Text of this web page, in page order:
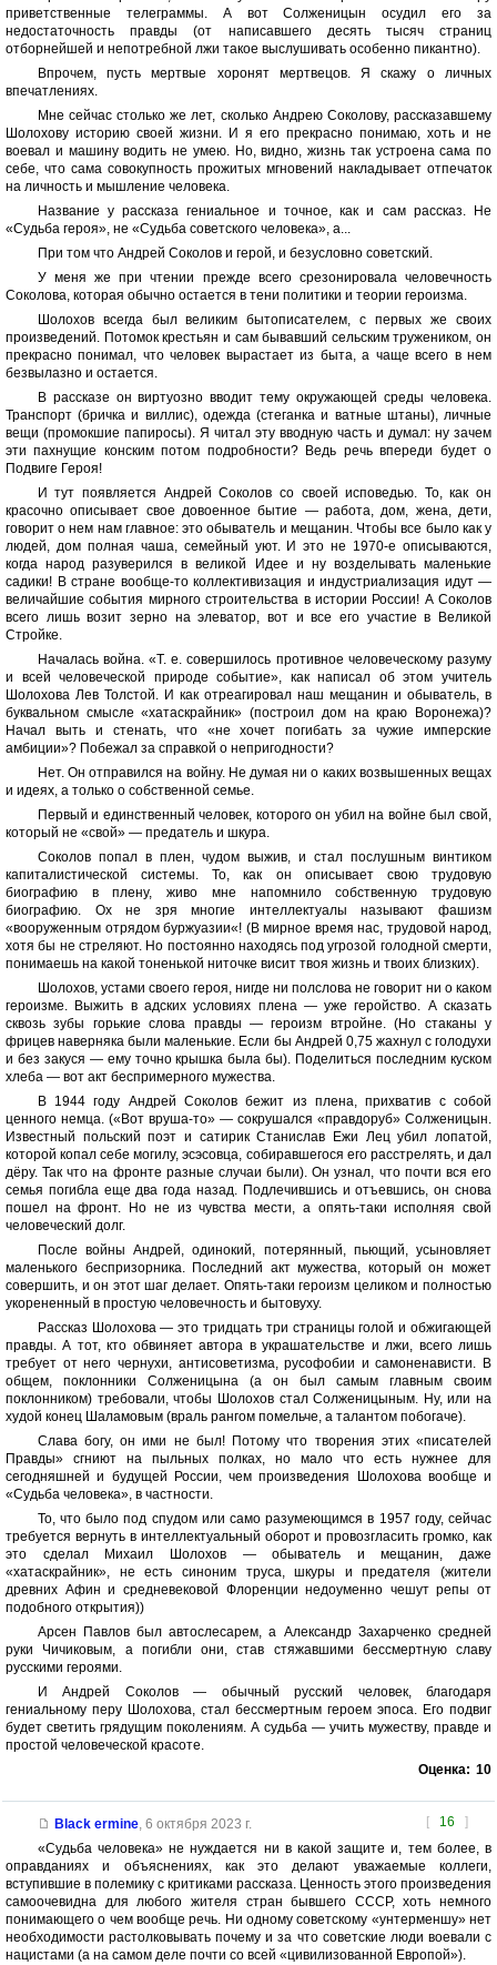
приветственные телеграммы. А вот Солженицын осудил его за
недостаточность правды (от написавшего десять тысяч страниц
отборнейшей и непотребной лжи такое выслушивать особенно пикантно).
Впрочем, пусть мертвые хоронят мертвецов. Я скажу о личных
впечатлениях.
Мне сейчас столько же лет, сколько Андрею Соколову, рассказавшему
Шолохову историю своей жизни. И я его прекрасно понимаю, хоть и не
воевал и машину водить не умею. Но, видно, жизнь так устроена сама по
себе, что сама совокупность прожитых мгновений накладывает отпечаток
на личность и мышление человека.
Название у рассказа гениальное и точное, как и сам рассказ. Не
«Судьба героя», не «Судьба советского человека», а...
При том что Андрей Соколов и герой, и безусловно советский.
У меня же при чтении прежде всего срезонировала человечность
Соколова, которая обычно остается в тени политики и теории героизма.
Шолохов всегда был великим бытописателем, с первых же своих
произведений. Потомок крестьян и сам бывавший сельским тружеником, он
прекрасно понимал, что человек вырастает из быта, а чаще всего в нем
безвылазно и остается.
В рассказе он виртуозно вводит тему окружающей среды человека.
Транспорт (бричка и виллис), одежда (стеганка и ватные штаны), личные
вещи (промокшие папиросы). Я читал эту вводную часть и думал: ну зачем
эти пахнущие конским потом подробности? Ведь речь впереди будет о
Подвиге Героя!
И тут появляется Андрей Соколов со своей исповедью. То, как он
красочно описывает свое довоенное бытие — работа, дом, жена, дети,
говорит о нем нам главное: это обыватель и мещанин. Чтобы все было как у
людей, дом полная чаша, семейный уют. И это не 1970-е описываются,
когда народ разуверился в великой Идее и ну возделывать маленькие
садики! В стране вообще-то коллективизация и индустриализация идут —
величайшие события мирного строительства в истории России! А Соколов
всего лишь возит зерно на элеватор, вот и все его участие в Великой
Стройке.
Началась война. «Т. е. совершилось противное человеческому разуму
и всей человеческой природе событие», как написал об этом учитель
Шолохова Лев Толстой. И как отреагировал наш мещанин и обыватель, в
буквальном смысле «хатаскрайник» (построил дом на краю Воронежа)?
Начал выть и стенать, что «не хочет погибать за чужие имперские
амбиции»? Побежал за справкой о непригодности?
Нет. Он отправился на войну. Не думая ни о каких возвышенных вещах
и идеях, а только о собственной семье.
Первый и единственный человек, которого он убил на войне был свой,
который не «свой» — предатель и шкура.
Соколов попал в плен, чудом выжив, и стал послушным винтиком
капиталистической системы. То, как он описывает свою трудовую
биографию в плену, живо мне напомнило собственную трудовую
биографию. Ох не зря многие интеллектуалы называют фашизм
«вооруженным отрядом буржуазии«! (В мирное время нас, трудовой народ,
хотя бы не стреляют. Но постоянно находясь под угрозой голодной смерти,
понимаешь на какой тоненькой ниточке висит твоя жизнь и твоих близких).
Шолохов, устами своего героя, нигде ни полслова не говорит ни о каком
героизме. Выжить в адских условиях плена — уже геройство. А сказать
сквозь зубы горькие слова правды — героизм втройне. (Но стаканы у
фрицев наверняка были маленькие. Если бы Андрей 0,75 жахнул с голодухи
и без закуся — ему точно крышка была бы). Поделиться последним куском
хлеба — вот акт беспримерного мужества.
В 1944 году Андрей Соколов бежит из плена, прихватив с собой
ценного немца. («Вот вруша-то» — сокрушался «правдоруб» Солженицын.
Известный польский поэт и сатирик Станислав Ежи Лец убил лопатой,
которой копал себе могилу, эсэсовца, собиравшегося его расстрелять, и дал
дёру. Так что на фронте разные случаи были). Он узнал, что почти вся его
семья погибла еще два года назад. Подлечившись и отъевшись, он снова
пошел на фронт. Но не из чувства мести, а опять-таки исполняя свой
человеческий долг.
После войны Андрей, одинокий, потерянный, пьющий, усыновляет
маленького беспризорника. Последний акт мужества, который он может
совершить, и он этот шаг делает. Опять-таки героизм целиком и полностью
укорененный в простую человечность и бытовуху.
Рассказ Шолохова — это тридцать три страницы голой и обжигающей
правды. А тот, кто обвиняет автора в украшательстве и лжи, всего лишь
требует от него чернухи, антисоветизма, русофобии и самоненависти. В
общем, поклонники Солженицына (а он был самым главным своим
поклонником) требовали, чтобы Шолохов стал Солженицыным. Ну, или на
худой конец Шаламовым (враль рангом помельче, а талантом побогаче).
Слава богу, он ими не был! Потому что творения этих «писателей
Правды» сгниют на пыльных полках, но мало что есть нужнее для
сегодняшней и будущей России, чем произведения Шолохова вообще и
«Судьба человека», в частности.
То, что было под спудом или само разумеющимся в 1957 году, сейчас
требуется вернуть в интеллектуальный оборот и провозгласить громко, как
это сделал Михаил Шолохов — обыватель и мещанин, даже
«хатаскрайник», не есть синоним труса, шкуры и предателя (жители
древних Афин и средневековой Флоренции недоуменно чешут репы от
подобного открытия))
Арсен Павлов был автослесарем, а Александр Захарченко средней
руки Чичиковым, а погибли они, став стяжавшими бессмертную славу
русскими героями.
И Андрей Соколов — обычный русский человек, благодаря
гениальному перу Шолохова, стал бессмертным героем эпоса. Его подвиг
будет светить грядущим поколениям. А судьба — учить мужеству, правде и
простой человеческой красоте.
Оценка: 10
[ 16 ]
Black ermine, 6 октября 2023 г.
«Судьба человека» не нуждается ни в какой защите и, тем более, в
оправданиях и объяснениях, как это делают уважаемые коллеги,
вступившие в полемику с критиками рассказа. Ценность этого произведения
самоочевидна для любого жителя стран бывшего СССР, хоть немного
понимающего о чем вообще речь. Ни одному советскому «унтерменшу» нет
необходимости растолковывать почему и за что советские люди воевали с
нацистами (а на самом деле почти со всей «цивилизованной Европой»).